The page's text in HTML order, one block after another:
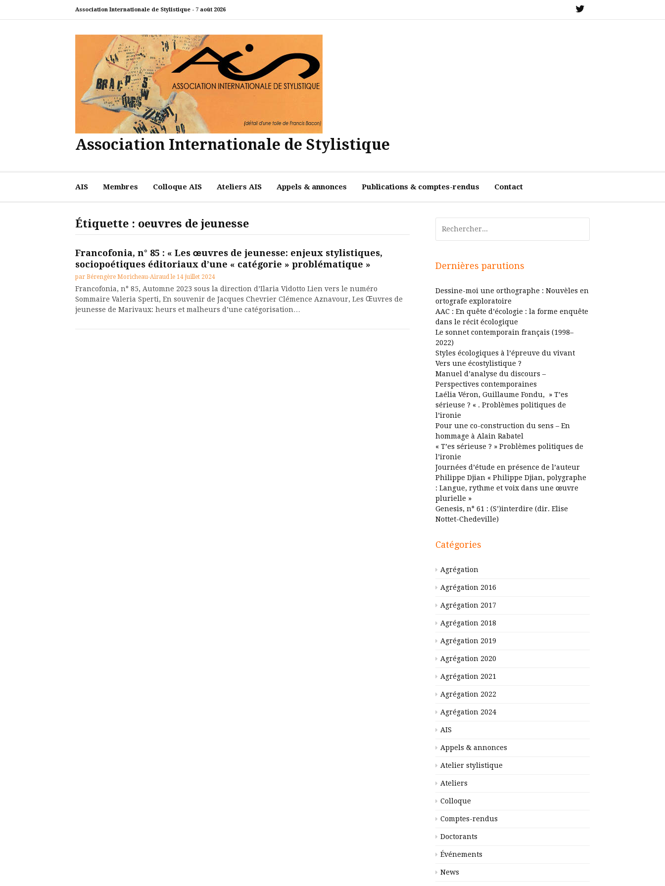
Association Internationale de Stylistique - 7 août 2026
Association Internationale de Stylistique
AIS Membres Colloque AIS Ateliers AIS Appels & annonces Publications & comptes-rendus Contact
Étiquette : oeuvres de jeunesse
Francofonia, n° 85 : « Les œuvres de jeunesse: enjeux stylistiques,
sociopoétiques éditoriaux d’une « catégorie » problématique »
par Bérengère Moricheau-Airaud le 14 juillet 2024
Francofonia, n° 85, Automne 2023 sous la direction d’Ilaria Vidotto Lien vers le numéro
Sommaire Valeria Sperti, En souvenir de Jacques Chevrier Clémence Aznavour, Les Œuvres de
jeunesse de Marivaux: heurs et malheurs d’une catégorisation…
Dernières parutions
Dessine-moi une orthographe : Nouvèles en
ortografe exploratoire
AAC : En quête d’écologie : la forme enquête
dans le récit écologique
Le sonnet contemporain français (1998–
2022)
Styles écologiques à l’épreuve du vivant
Vers une écostylistique ?
Manuel d’analyse du discours –
Perspectives contemporaines
Laélia Véron, Guillaume Fondu, » T’es
sérieuse ? « . Problèmes politiques de
l’ironie
Pour une co-construction du sens – En
hommage à Alain Rabatel
« T’es sérieuse ? » Problèmes politiques de
l’ironie
Journées d’étude en présence de l’auteur
Philippe Djian « Philippe Djian, polygraphe
: Langue, rythme et voix dans une œuvre
plurielle »
Genesis, n° 61 : (S’)interdire (dir. Elise
Nottet-Chedeville)
Catégories
Agrégation
Agrégation 2016
Agrégation 2017
Agrégation 2018
Agrégation 2019
Agrégation 2020
Agrégation 2021
Agrégation 2022
Agrégation 2024
AIS
Appels & annonces
Atelier stylistique
Ateliers
Colloque
Comptes-rendus
Doctorants
Événements
News